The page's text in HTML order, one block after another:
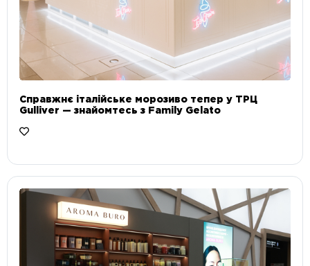
Справжнє італійське морозиво тепер у ТРЦ
Gulliver — знайомтесь з Family Gelato